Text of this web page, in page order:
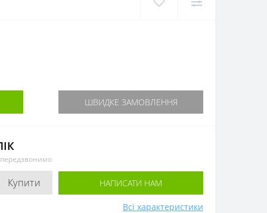
ШВИДКЕ ЗАМОВЛЕННЯ
Купити НАПИСАТИ НАМ
Всі характеристики